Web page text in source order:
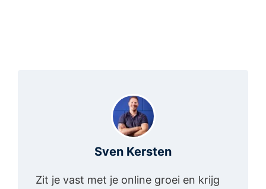
Sven Kersten
Zit je vast met je online groei en krijg